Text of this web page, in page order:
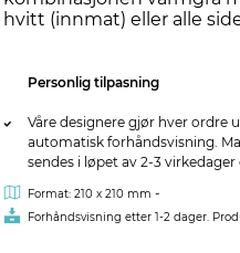
hvitt (innmat) eller alle
Personlig tilpasning
Våre designere gjør hver ordre
automatisk forhåndsvisning.
sendes i løpet av 2-3
Format: 210 x 210 mm -
Forhåndsvisning etter 1-2 dager.